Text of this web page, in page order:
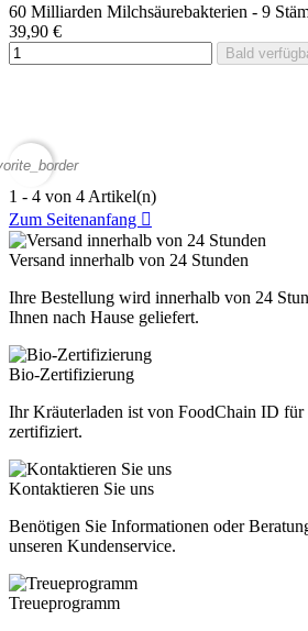
60 Milliarden Milchsäurebakterien - 9
39,90 €
Bald
1 - 4 von 4 Artikel(n)
Zum Seitenanfang 
Versand innerhalb von 24 Stunden
Ihre Bestellung wird innerhalb von 24
Ihnen nach Hause geliefert.
Bio-Zertifizierung
Ihr Kräuterladen ist von FoodChain ID für
zertifiziert.
Kontaktieren Sie uns
Benötigen Sie Informationen oder
unseren Kundenservice.
Treueprogramm